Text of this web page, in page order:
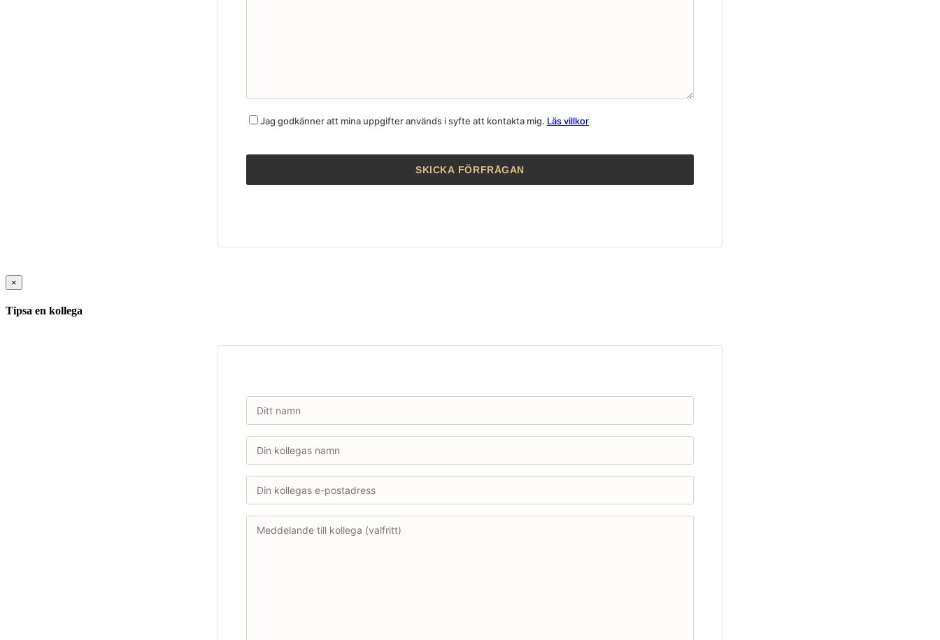
Jag godkänner att mina uppgifter används i syfte att kontakta mig. Läs villkor
×
Tipsa en kollega